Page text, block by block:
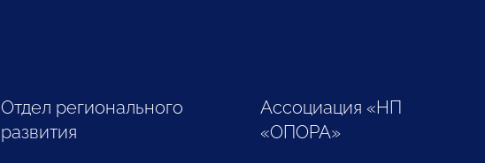
Отдел регионального
развития
Ассоциация «НП
«ОПОРА»